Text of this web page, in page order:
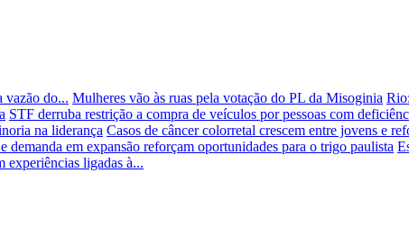
vazão do... Mulheres vão às ruas pela votação do PL da Misoginia
STF derruba restrição a compra de veículos por pessoas com
na liderança Casos de câncer colorretal crescem entre jovens e
demanda em expansão reforçam oportunidades para o trigo paulista
experiências ligadas à...